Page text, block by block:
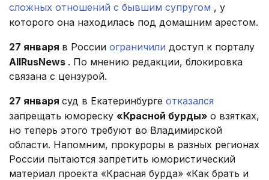
сложных отношений с бывшим супругом , у
которого она находилась под домашним арестом.
27 января в России ограничили доступ к порталу
AllRusNews . По мнению редакции, блокировка
связана с цензурой.
27 января суд в Екатеринбурге отказался
запрещать юмореску «Красной бурды» о взятках,
но теперь этого требуют во Владимирской
области. Напомним, прокуроры в разных регионах
России пытаются запретить юмористический
материал проекта «Красная бурда» «Как брать и